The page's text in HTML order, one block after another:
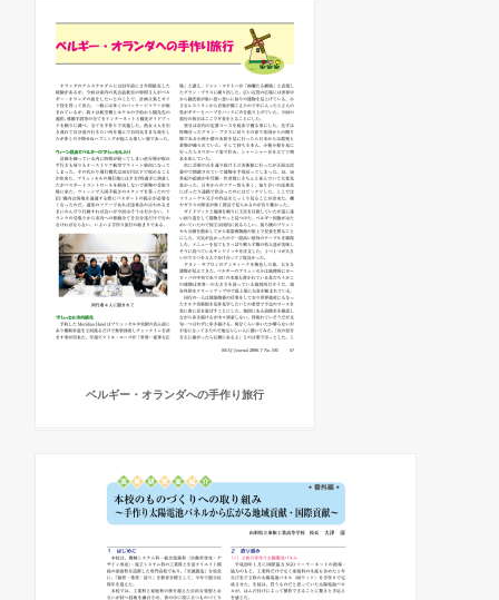
ベルギー・オランダへの手作り旅行